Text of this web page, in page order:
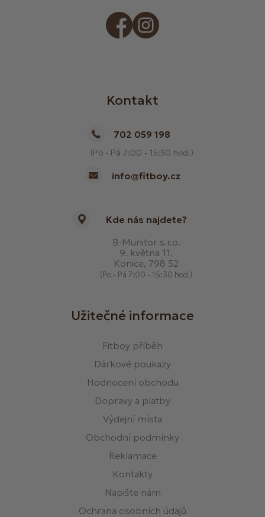
Kontakt
702 059 198
(Po - Pá 7:00 - 15:30 hod.)
info@fitboy.cz
Kde nás najdete?
B-Munitor s.r.o.
9. května 11,
Konice, 798 52
(Po - Pá 7:00 - 15:30 hod.)
Užitečné informace
Fitboy příběh
Dárkové poukazy
Hodnocení obchodu
Dopravy a platby
Výdejní místa
Obchodní podmínky
Reklamace
Kontakty
Napište nám
Ochrana osobních údajů